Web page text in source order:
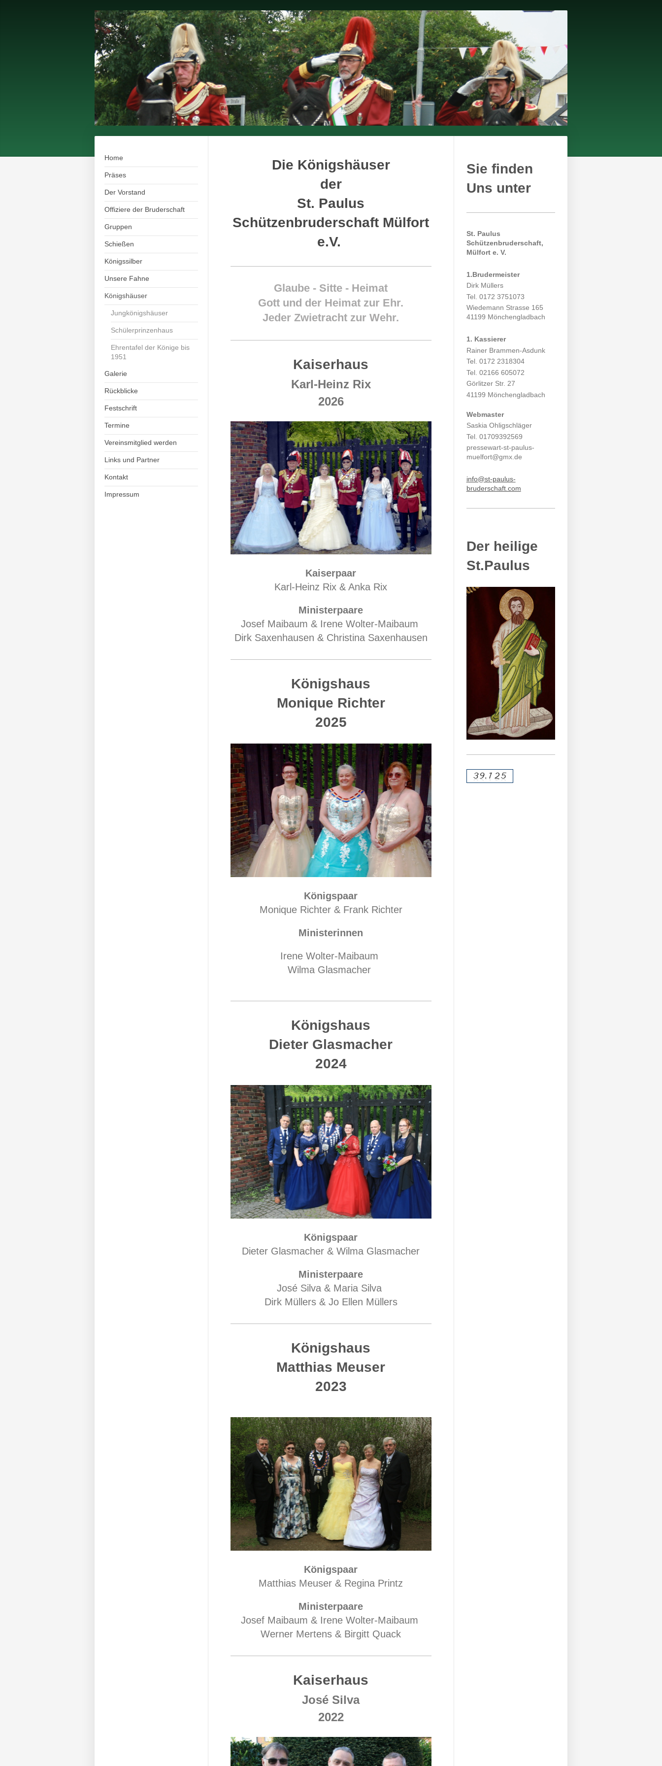
Home
Präses
Der Vorstand
Offiziere der Bruderschaft
Gruppen
Schießen
Königssilber
Unsere Fahne
Königshäuser
Jungkönigshäuser
Schülerprinzenhaus
Ehrentafel der Könige bis
1951
Galerie
Rückblicke
Festschrift
Termine
Vereinsmitglied werden
Links und Partner
Kontakt
Impressum
Die Königshäuser
der
St. Paulus
Schützenbruderschaft Mülfort
e.V.
Glaube - Sitte - Heimat
Gott und der Heimat zur Ehr.
Jeder Zwietracht zur Wehr.
Kaiserhaus
Karl-Heinz Rix
2026
Kaiserpaar
Karl-Heinz Rix & Anka Rix
Ministerpaare
Josef Maibaum & Irene Wolter-Maibaum
Dirk Saxenhausen & Christina Saxenhausen
Königshaus
Monique Richter
2025
Königspaar
Monique Richter & Frank Richter
Ministerinnen
Irene Wolter-Maibaum
Wilma Glasmacher
Königshaus
Dieter Glasmacher
2024
Königspaar
Dieter Glasmacher & Wilma Glasmacher
Ministerpaare
José Silva & Maria Silva
Dirk Müllers & Jo Ellen Müllers
Königshaus
Matthias Meuser
2023
Königspaar
Matthias Meuser & Regina Printz
Ministerpaare
Josef Maibaum & Irene Wolter-Maibaum
Werner Mertens & Birgitt Quack
Kaiserhaus
José Silva
2022
Sie finden
Uns unter
St. Paulus
Schützenbruderschaft,
Mülfort e. V.
1.Brudermeister
Dirk Müllers
Tel. 0172 3751073
Wiedemann Strasse 165
41199 Mönchengladbach
1. Kassierer
Rainer Brammen-Asdunk
Tel. 0172 2318304
Tel. 02166 605072
Görlitzer Str. 27
41199 Mönchengladbach
Webmaster
Saskia Ohligschläger
Tel. 01709392569
pressewart-st-paulus-
muelfort@gmx.de
info@st-paulus-
bruderschaft.com
Der heilige
St.Paulus